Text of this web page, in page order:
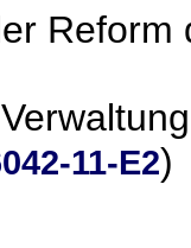
11-E2)